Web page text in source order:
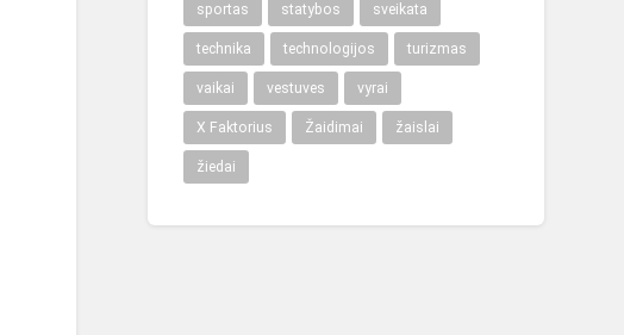
sportas statybos sveikata
technika technologijos turizmas
vaikai vestuves vyrai
X Faktorius Žaidimai žaislai
žiedai